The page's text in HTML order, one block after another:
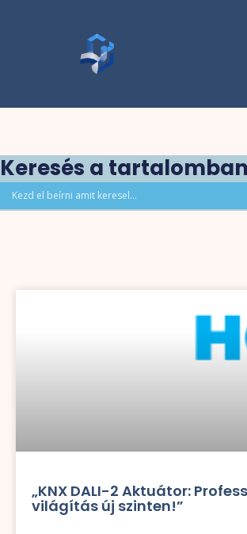
Keresés a tartalomban
„KNX DALI-2 Aktuátor:
világítás új szinten!”